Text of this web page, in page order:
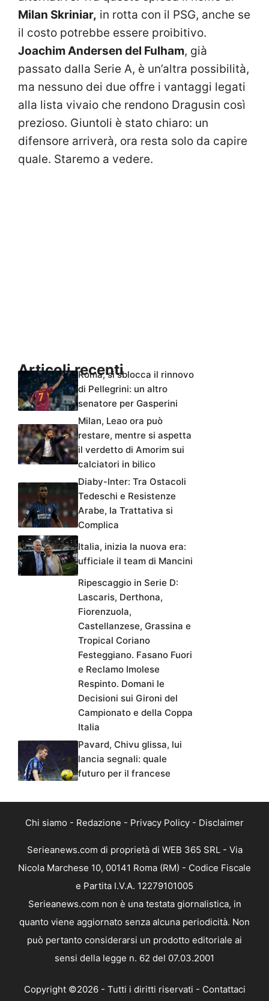
Milan Skriniar, in rotta con il PSG, anche se
il costo potrebbe essere proibitivo.
Joachim Andersen del Fulham, già
passato dalla Serie A, è un’altra possibilità,
ma nessuno dei due offre i vantaggi legati
alla lista vivaio che rendono Dragusin così
prezioso. Giuntoli è stato chiaro: un
difensore arriverà, ora resta solo da capire
quale. Staremo a vedere.
Articoli recentiRoma, si sblocca il rinnovo
di Pellegrini: un altro
senatore per Gasperini
Milan, Leao ora può
restare, mentre si aspetta
il verdetto di Amorim sui
calciatori in bilico
Diaby-Inter: Tra Ostacoli
Tedeschi e Resistenze
Arabe, la Trattativa si
Complica
Italia, inizia la nuova era:
ufficiale il team di Mancini
Ripescaggio in Serie D:
Lascaris, Derthona,
Fiorenzuola,
Castellanzese, Grassina e
Tropical Coriano
Festeggiano. Fasano Fuori
e Reclamo Imolese
Respinto. Domani le
Decisioni sui Gironi del
Campionato e della Coppa
Italia
Pavard, Chivu glissa, lui
lancia segnali: quale
futuro per il francese
Chi siamo - Redazione - Privacy Policy - Disclaimer
Serieanews.com di proprietà di WEB 365 SRL - Via
Nicola Marchese 10, 00141 Roma (RM) - Codice Fiscale
e Partita I.V.A. 12279101005
Serieanews.com non è una testata giornalistica, in
quanto viene aggiornato senza alcuna periodicità. Non
può pertanto considerarsi un prodotto editoriale ai
sensi della legge n. 62 del 07.03.2001
Copyright ©2026 - Tutti i diritti riservati - Contattaci